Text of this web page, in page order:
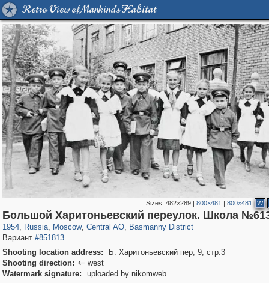
Retro View of Mankind's Habitat
Sizes:482×289 |800×481 |800×481 W
Большой Харитоньевский переулок. Школа
1954, Russia
1,406,294 29,243
, Moscow
319,780 8,286
, Central AO
159,978 5,916
, Basmanny District
13,198 520
Вариант #851813.
Shooting location address:
Б. Харитоньевский пер, 9, стр.3
Shooting direction:  west
Watermark signature:
uploaded by nikomweb